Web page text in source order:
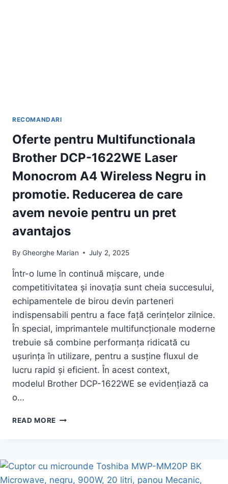
RECOMANDARI
Oferte pentru Multifunctionala
Brother DCP-1622WE Laser
Monocrom A4 Wireless Negru in
promotie. Reducerea de care
avem nevoie pentru un pret
avantajos
By Gheorghe Marian July 2, 2025
Într-o lume în continuă mișcare, unde
competitivitatea și inovația sunt cheia succesului,
echipamentele de birou devin parteneri
indispensabili pentru a face față cerințelor zilnice.
În special, imprimantele multifuncționale moderne
trebuie să combine performanța ridicată cu
ușurința în utilizare, pentru a susține fluxul de
lucru rapid și eficient. În acest context,
modelul Brother DCP-1622WE se evidențiază ca
o…
READ MORE OFERTE
1622WE
LASER